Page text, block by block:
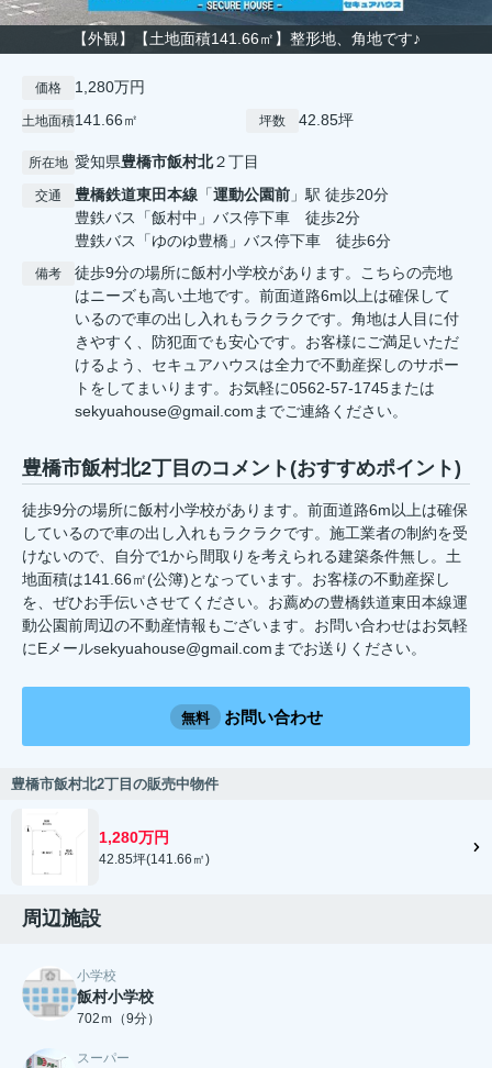
【外観】【土地面積141.66㎡】整形地、角地です♪
価格 1,280万円
土地面積141.66㎡ 坪数 42.85坪
所在地 愛知県豊橋市飯村北２丁目
交通 豊橋鉄道東田本線 「運動公園前 」駅 徒歩20分
豊鉄バス「飯村中」バス停下車 徒歩2分
豊鉄バス「ゆのゆ豊橋」バス停下車 徒歩6分
備考
徒歩9分の場所に飯村小学校があります。こちらの売地
はニーズも高い土地です。前面道路6m以上は確保して
いるので車の出し入れもラクラクです。角地は人目に付
きやすく、防犯面でも安心です。お客様にご満足いただ
けるよう、セキュアハウスは全力で不動産探しのサポー
トをしてまいります。お気軽に0562-57-1745または
sekyuahouse@gmail.comまでご連絡ください。
豊橋市飯村北2丁目のコメント(おすすめポイント)
徒歩9分の場所に飯村小学校があります。前面道路6m以上は確保
しているので車の出し入れもラクラクです。施工業者の制約を受
けないので、自分で1から間取りを考えられる建築条件無し。土
地面積は141.66㎡(公簿)となっています。お客様の不動産探し
を、ぜひお手伝いさせてください。お薦めの豊橋鉄道東田本線運
動公園前周辺の不動産情報もございます。お問い合わせはお気軽
にEメールsekyuahouse@gmail.comまでお送りください。
無料 お問い合わせ
豊橋市飯村北2丁目の販売中物件
1,280万円
42.85坪(141.66㎡)
周辺施設
小学校
飯村小学校
702ｍ（9分）
スーパー